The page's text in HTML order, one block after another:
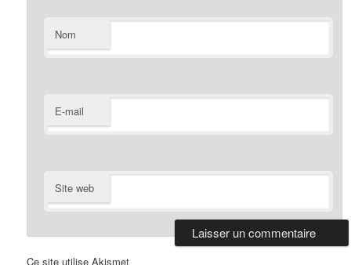
Nom
E-mail
Site web
Ce site utilise Akismet